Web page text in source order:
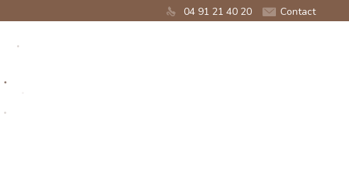
04 91 21 40 20 Contact